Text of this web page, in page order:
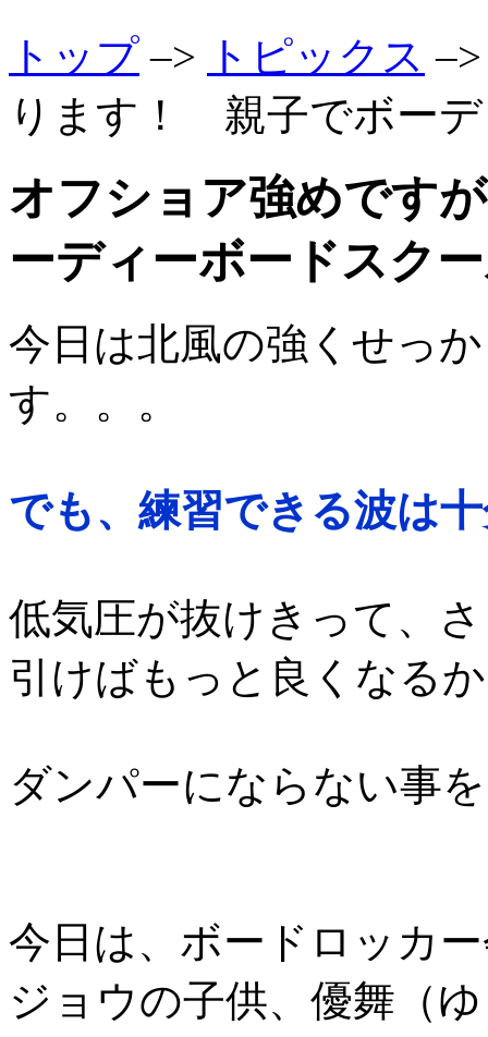
トップ –> トピックス
ります！ 親子でボー
オフショア強めです
ーディーボードスク
今日は北風の強くせっ
す。。。
でも、練習できる波は
低気圧が抜けきって、
引けばもっと良くなる
ダンパーにならない事
今日は、ボードロッカ
ジョウの子供、優舞（